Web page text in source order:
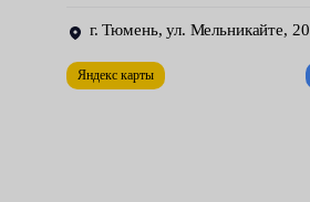
г. Тюмень, ул. Мельникайте, 20
Яндекс карты